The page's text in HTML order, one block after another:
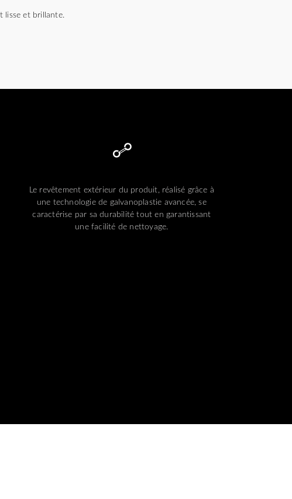
lisse et brillante.
Le revêtement extérieur du produit, réalisé grâce à
une technologie de galvanoplastie avancée, se
caractérise par sa durabilité tout en garantissant
une facilité de nettoyage.